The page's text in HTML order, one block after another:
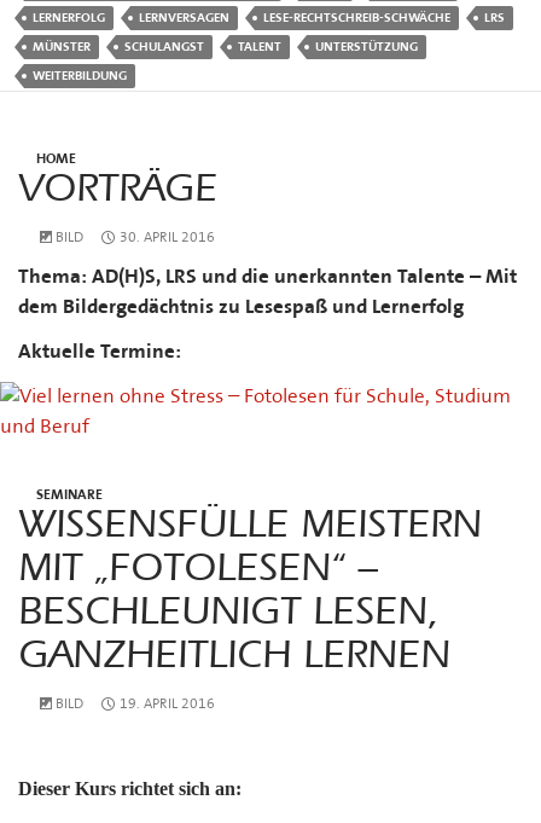
LERNERFOLG
LERNVERSAGEN LESE-RECHTSCHREIB-SCHWÄCHE
LRS
MÜNSTER
SCHULANGST TALENT
UNTERSTÜTZUNG
WEITERBILDUNG
HOME
VORTRÄGE
BILD 30. APRIL 2016
Thema: AD(H)S, LRS und die unerkannten Talente – Mit
dem Bildergedächtnis zu Lesespaß und Lernerfolg
Aktuelle Termine:
SEMINARE
WISSENSFÜLLE MEISTERN
MIT „FOTOLESEN“ –
BESCHLEUNIGT LESEN,
GANZHEITLICH LERNEN
BILD 19. APRIL 2016
Dieser Kurs richtet sich an: